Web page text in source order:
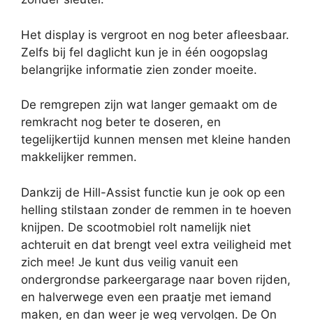
Het display is vergroot en nog beter afleesbaar.
Zelfs bij fel daglicht kun je in één oogopslag
belangrijke informatie zien zonder moeite.
De remgrepen zijn wat langer gemaakt om de
remkracht nog beter te doseren, en
tegelijkertijd kunnen mensen met kleine handen
makkelijker remmen.
Dankzij de Hill-Assist functie kun je ook op een
helling stilstaan zonder de remmen in te hoeven
knijpen. De scootmobiel rolt namelijk niet
achteruit en dat brengt veel extra veiligheid met
zich mee! Je kunt dus veilig vanuit een
ondergrondse parkeergarage naar boven rijden,
en halverwege even een praatje met iemand
maken, en dan weer je weg vervolgen. De On